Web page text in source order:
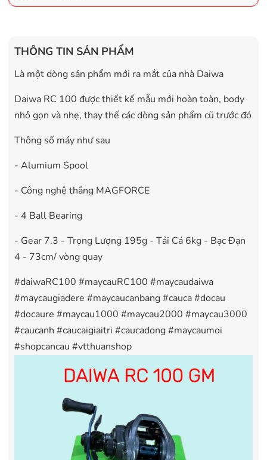
THÔNG TIN SẢN PHẨM
Là một dòng sản phẩm mới ra mắt của nhà Daiwa
Daiwa RC 100 được thiết kế mẫu mới hoàn toàn, body
nhỏ gọn và nhẹ, thay thế các dòng sản phẩm cũ trước đó
Thông số máy như sau
- Alumium Spool
- Công nghệ thắng MAGFORCE
- 4 Ball Bearing
- Gear 7.3 - Trọng Lượng 195g - Tải Cá 6kg - Bạc Đạn
4 - 73cm/ vòng quay
#daiwaRC100 #maycauRC100 #maycaudaiwa
#maycaugiadere #maycaucanbang #cauca #docau
#docaure #maycau1000 #maycau2000 #maycau3000
#caucanh #caucaigiaitri #caucadong #maycaumoi
#shopcancau #vtthuanshop